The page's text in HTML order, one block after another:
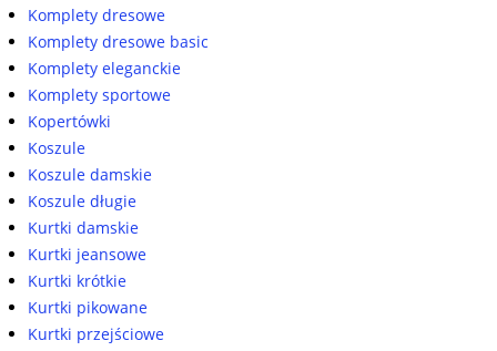
Komplety dresowe
Komplety dresowe basic
Komplety eleganckie
Komplety sportowe
Kopertówki
Koszule
Koszule damskie
Koszule długie
Kurtki damskie
Kurtki jeansowe
Kurtki krótkie
Kurtki pikowane
Kurtki przejściowe